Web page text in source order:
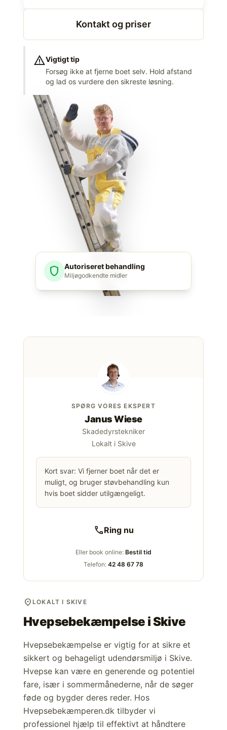
Kontakt og priser
warningVigtigt tip
Forsøg ikke at fjerne boet selv. Hold afstand
og lad os vurdere den sikreste løsning.
shield Autoriseret behandling
Miljøgodkendte midler
SPØRG VORES EKSPERT
Janus Wiese
Skadedyrstekniker
Lokalt i Skive
Kort svar: Vi fjerner boet når det er
muligt, og bruger støvbehandling kun
hvis boet sidder utilgængeligt.
callRing nu
Eller book online: Bestil tid
Telefon: 42 48 67 78
location_on LOKALT I SKIVE
Hvepsebekæmpelse iSkive
Hvepsebekæmpelse er vigtig for at sikre et
sikkert og behageligt udendørsmiljø i Skive.
Hvepse kan være en generende og potentiel
fare, især i sommermånederne, når de søger
føde og bygder deres reder. Hos
Hvepsebekæmperen.dk tilbyder vi
professionel hjælp til effektivt at håndtere